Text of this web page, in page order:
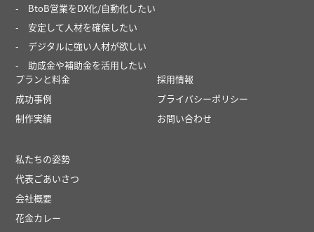
BtoB営業をDX化/自動化したい
安定して人材を確保したい
デジタルに強い人材が欲しい
助成金や補助金を活用したい
プランと料金
成功事例
制作実績
私たちの姿勢
代表ごあいさつ
会社概要
花金カレー
採用情報
プライバシーポリシー
お問い合わせ